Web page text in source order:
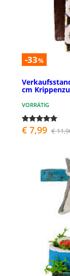
-33%
cm
VORRÄTIG
€ 7,99 €